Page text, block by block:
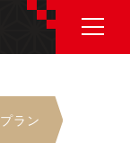
プラン